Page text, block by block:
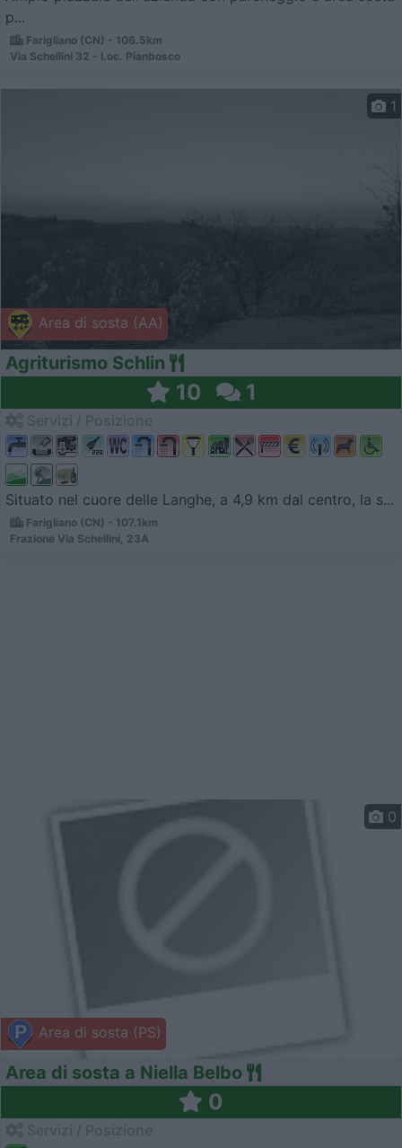
p...
Farigliano (CN) - 106.5km
Via Schellini 32 - Loc. Pianbosco
Area di sosta (AA)
1
Agriturismo Schlin
10 1
Situato nel cuore delle Langhe, a 4,9 km dal centro, la s...
Farigliano (CN) - 107.1km
Frazione Via Schellini, 23A
Area di sosta (PS)
0
Area di sosta a Niella Belbo
0